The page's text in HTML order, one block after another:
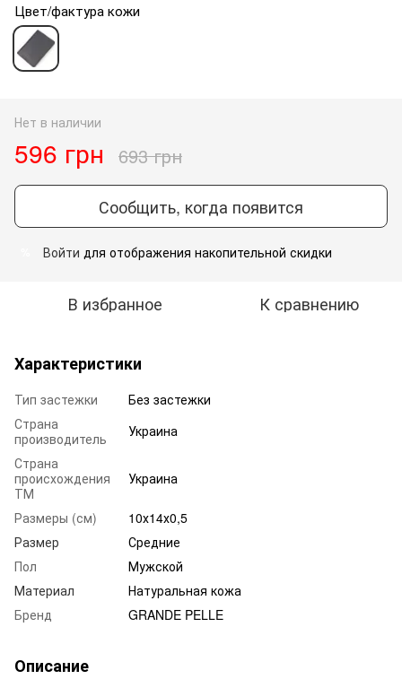
Цвет/фактура кожи
Нет в наличии
596 грн 693 грн
Сообщить, когда появится
Войти для отображения накопительной скидки
В избранное К сравнению
Характеристики
Тип застежки
Без застежки
Страна
производитель
Украина
Страна
происхождения
ТМ
Украина
Размеры (см)
10х14х0,5
Размер
Средние
Пол
Мужской
Материал
Натуральная кожа
Бренд
GRANDE PELLE
Описание